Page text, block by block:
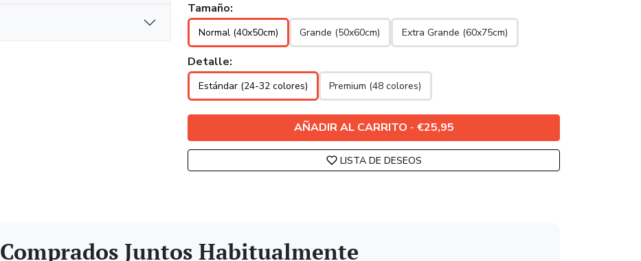
Tamaño:
Normal (40x50cm) Grande (50x60cm) Extra Grande (60x75cm)
Detalle:
Estándar (24-32 colores) Premium (48 colores)
AÑADIR AL CARRITO - €25,95
LISTA DE DESEOS
Comprados Juntos Habitualmente